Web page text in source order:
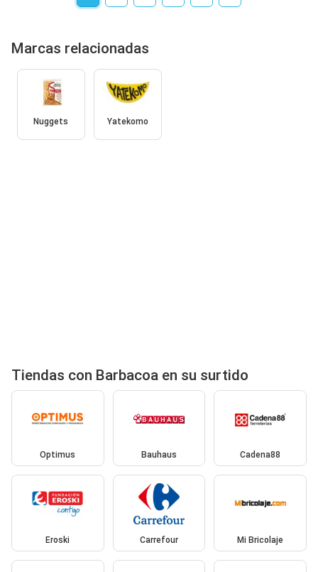
Marcas relacionadas
Nuggets Yatekomo
Tiendas con Barbacoa en su surtido
Optimus Bauhaus Cadena88
Eroski Carrefour Mi Bricolaje